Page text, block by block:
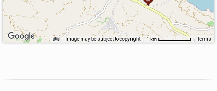
Image may be subject to copyright 1 km Terms